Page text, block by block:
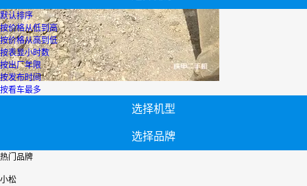
默认排序
按价格从低到高
按价格从高到低
按表显小时数
按出厂年限
按发布时间
按看车最多
选择机型
选择品牌
热门品牌
小松